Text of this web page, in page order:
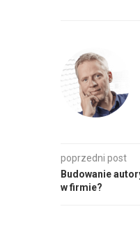
poprzedni post
Budowanie
w firmie?